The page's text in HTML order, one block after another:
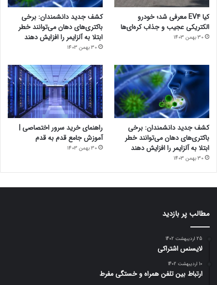
کیا EV4 معرفی شد؛ خودرو
الکتریکی عجیب و جذاب کره‌ای‌ها
30 بهمن 1403
کشف جدید دانشمندان: برخی
باکتری‌های دهان می‌توانند خطر
ابتلا به آلزایمر را افزایش دهند
30 بهمن 1403
کشف جدید دانشمندان: برخی
باکتری‌های دهان می‌توانند خطر
ابتلا به آلزایمر را افزایش دهند
30 بهمن 1403
راهنمای خرید سرور اختصاصی |
آموزش جامع قدم به قدم
30 بهمن 1403
مطالب پر بازدید
25 اردیبهشت 1402
لایسنس اشتراکی
10 اردیبهشت 1402
ارتباط بین تلفن همراه و خستگی مفرط